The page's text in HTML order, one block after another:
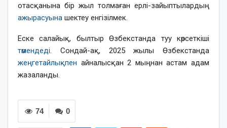
отасқанына бір жыл толмаған ерлі-зайыптылардың
ажырасуына шектеу енгізілмек.
Еске салайық, былтыр Өзбекстанда туу көрсеткіші
төмендеді. Сондай-ақ, 2025 жылы Өзбекстанда
жеңгетайлықпен айналысқан 2 мыңнан астам адам
жазаланды.
0
74